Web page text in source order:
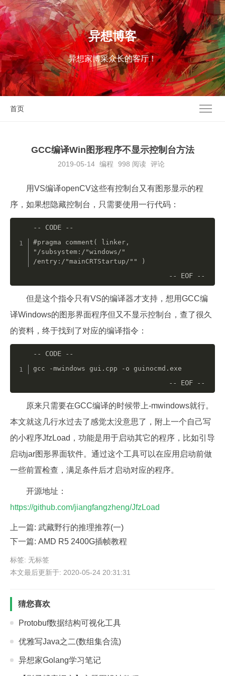
异想博客
异想家博采众长的客厅！
首页
GCC编译Win图形程序不显示控制台方法
2019-05-14 编程 998 阅读 评论
用VS编译openCV这些有控制台又有图形显示的程
序，如果想隐藏控制台，只需要使用一行代码：
#pragma comment( linker,
"/subsystem:/"windows/"
/entry:/"mainCRTStartup/"" )
但是这个指令只有VS的编译器才支持，想用GCC编
译Windows的图形界面程序但又不显示控制台，查了很久
的资料，终于找到了对应的编译指令：
gcc -mwindows gui . cpp - o guinocmd .exe
原来只需要在GCC编译的时候带上-mwindows就行。
本文就这几行水过去了感觉太没意思了，附上一个自己写
的小程序JfzLoad，功能是用于启动其它的程序，比如引导
启动jar图形界面软件。通过这个工具可以在应用启动前做
一些前置检查，满足条件后才启动对应的程序。
开源地址：
https://github.com/jiangfangzheng/JfzLoad
上一篇: 武藏野行的推理推荐(一)
下一篇: AMD R5 2400G插帧教程
标签: 无标签
本文最后更新于: 2020-05-24 20:31:31
猜您喜欢
Protobuf数据结构可视化工具
优雅写Java之二(数组集合流)
异想家Golang学习笔记